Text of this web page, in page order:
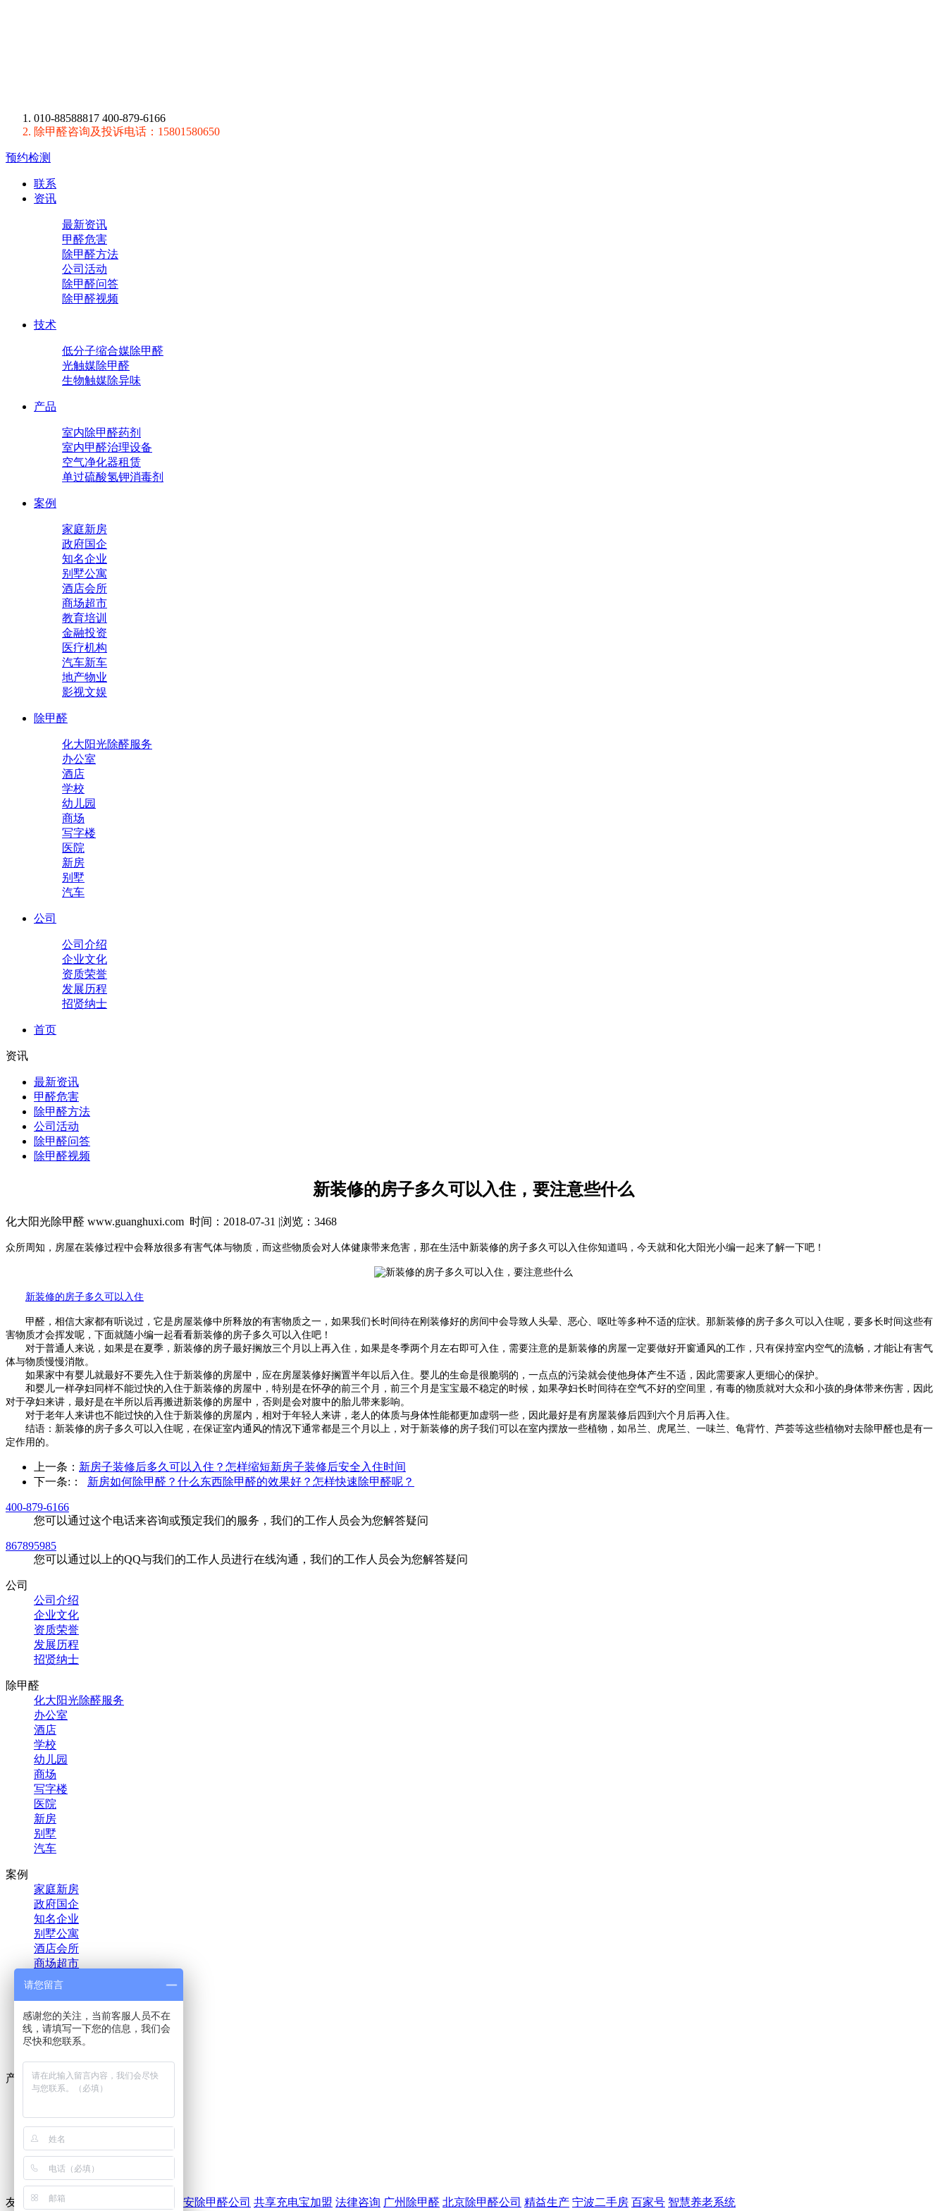
010-88588817 400-879-6166
除甲醛咨询及投诉电话：15801580650
预约检测
联系
资讯
最新资讯
甲醛危害
除甲醛方法
公司活动
除甲醛问答
除甲醛视频
技术
低分子缩合媒除甲醛
光触媒除甲醛
生物触媒除异味
产品
室内除甲醛药剂
室内甲醛治理设备
空气净化器租赁
单过硫酸氢钾消毒剂
案例
家庭新房
政府国企
知名企业
别墅公寓
酒店会所
商场超市
教育培训
金融投资
医疗机构
汽车新车
地产物业
影视文娱
除甲醛
化大阳光除醛服务
办公室
酒店
学校
幼儿园
商场
写字楼
医院
新房
别墅
汽车
公司
公司介绍
企业文化
资质荣誉
发展历程
招贤纳士
首页
资讯
最新资讯
甲醛危害
除甲醛方法
公司活动
除甲醛问答
除甲醛视频
新装修的房子多久可以入住，要注意些什么
化大阳光除甲醛 www.guanghuxi.com 时间：2018-07-31 |浏览：3468
众所周知，房屋在装修过程中会释放很多有害气体与物质，而这些物质会对人体健康带来危害，那在生活中新装修的房子多久可以入住你知道吗，今天就和化大阳光小编一起来了解一下吧！
新装修的房子多久可以入住
甲醛，相信大家都有听说过，它是房屋装修中所释放的有害物质之一，如果我们长时间待在刚装修好的房间中会导致人头晕、恶心、呕吐等多种不适的症状。那新装修的房子多久可以入住呢，要多长时间这些有
害物质才会挥发呢，下面就随小编一起看看新装修的房子多久可以入住吧！
对于普通人来说，如果是在夏季，新装修的房子最好搁放三个月以上再入住，如果是冬季两个月左右即可入住，需要注意的是新装修的房屋一定要做好开窗通风的工作，只有保持室内空气的流畅，才能让有害气
体与物质慢慢消散。
如果家中有婴儿就最好不要先入住于新装修的房屋中，应在房屋装修好搁置半年以后入住。婴儿的生命是很脆弱的，一点点的污染就会使他身体产生不适，因此需要家人更细心的保护。
和婴儿一样孕妇同样不能过快的入住于新装修的房屋中，特别是在怀孕的前三个月，前三个月是宝宝最不稳定的时候，如果孕妇长时间待在空气不好的空间里，有毒的物质就对大众和小孩的身体带来伤害，因此
对于孕妇来讲，最好是在半所以后再搬进新装修的房屋中，否则是会对腹中的胎儿带来影响。
对于老年人来讲也不能过快的入住于新装修的房屋内，相对于年轻人来讲，老人的体质与身体性能都更加虚弱一些，因此最好是有房屋装修后四到六个月后再入住。
结语：新装修的房子多久可以入住呢，在保证室内通风的情况下通常都是三个月以上，对于新装修的房子我们可以在室内摆放一些植物，如吊兰、虎尾兰、一味兰、龟背竹、芦荟等这些植物对去除甲醛也是有一
定作用的。
上一条： 新房子装修后多久可以入住？怎样缩短新房子装修后安全入住时间
下一条: ： 新房如何除甲醛？什么东西除甲醛的效果好？怎样快速除甲醛呢？
400-879-6166
您可以通过这个电话来咨询或预定我们的服务，我们的工作人员会为您解答疑问
867895985
您可以通过以上的QQ与我们的工作人员进行在线沟通，我们的工作人员会为您解答疑问
公司
公司介绍
企业文化
资质荣誉
发展历程
招贤纳士
除甲醛
化大阳光除醛服务
办公室
酒店
学校
幼儿园
商场
写字楼
医院
新房
别墅
汽车
案例
家庭新房
政府国企
知名企业
别墅公寓
酒店会所
商场超市
教育培训
金融投资
汽车新车
地产物业
产品
室内除甲醛药剂
单过硫酸氢钾消毒剂
友情链接： 西安除甲醛公司 共享充电宝加盟 法律咨询 广州除甲醛 北京除甲醛公司 精益生产 宁波二手房 百家号 智慧养老系统
请您留言
感谢您的关注，当前客服人员不在
线，请填写一下您的信息，我们会
尽快和您联系。